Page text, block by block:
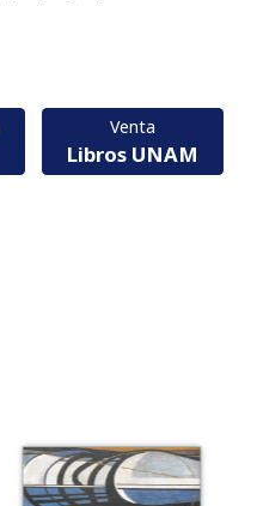
Venta
Libros UNAM